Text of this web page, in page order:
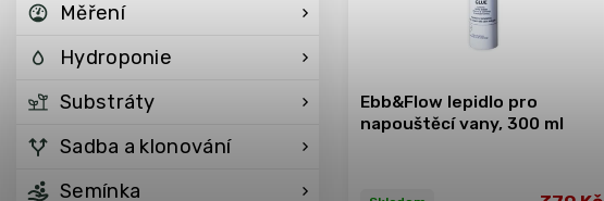
Měření
Hydroponie
Substráty
Sadba a klonování
Semínka
Ebb&Flow lepidlo pro
napouštěcí vany, 300 ml